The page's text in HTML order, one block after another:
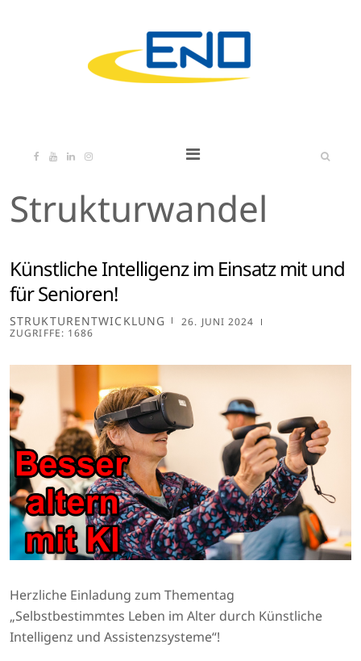
Strukturwandel
Künstliche Intelligenz im Einsatz mit und
für Senioren!
STRUKTURENTWICKLUNG
26. JUNI 2024
ZUGRIFFE: 1686
Herzliche Einladung zum Thementag
„Selbstbestimmtes Leben im Alter durch Künstliche
Intelligenz und Assistenzsysteme“!